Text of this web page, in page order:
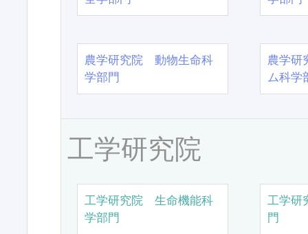
農学研究院 動物生命科
学部門
農学
ム科学
工学研究院
工学研究院 生命機能科
学部門
工学研
門